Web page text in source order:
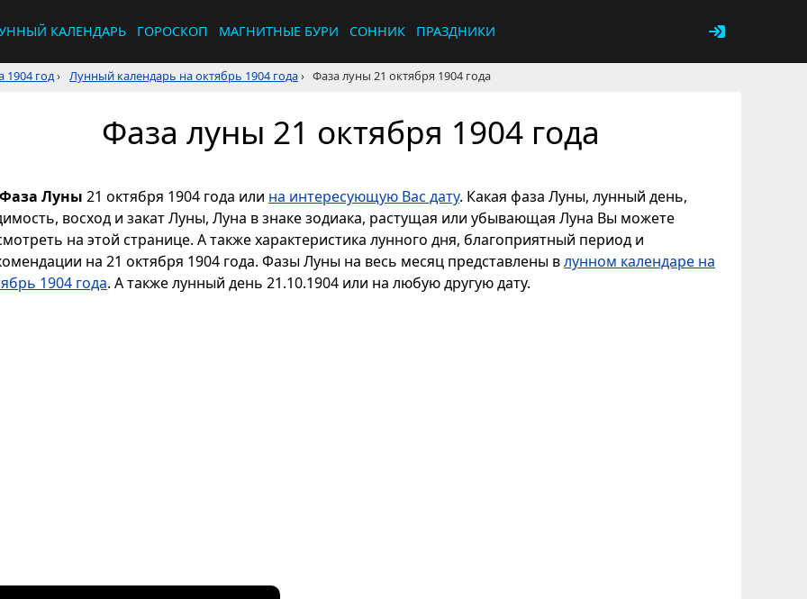
КАЛЕНДАРЬ ГОРОСКОП МАГНИТНЫЕ БУРИ СОННИК ПРАЗДНИКИ
1904 год› Лунный календарь на октябрь 1904 года› Фаза луны 21 октября 1904 года
Фаза луны 21 октября 1904 года
Фаза Луны 21 октября 1904 года или на интересующую Вас дату. Какая фаза Луны, лунный день,
восход и закат Луны, Луна в знаке зодиака, растущая или убывающая Луна Вы можете
на этой странице. А также характеристика лунного дня, благоприятный период и
на 21 октября 1904 года. Фазы Луны на весь месяц представлены влунном календаре на
1904 года. А также лунный день 21.10.1904 или на любую другую дату.